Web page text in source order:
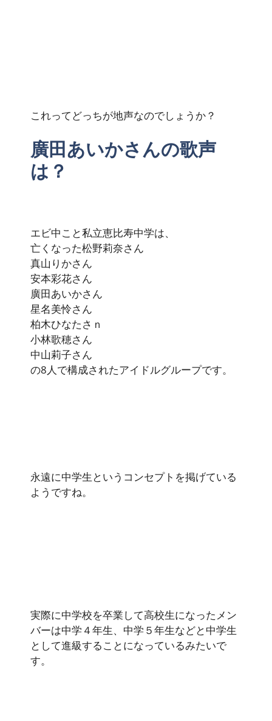
これってどっちが地声なのでしょうか？
廣田あいかさんの歌声
は？
エビ中こと私立恵比寿中学は、
亡くなった松野莉奈さん
真山りかさん
安本彩花さん
廣田あいかさん
星名美怜さん
柏木ひなたさｎ
小林歌穂さん
中山莉子さん
の8人で構成されたアイドルグループです。
永遠に中学生というコンセプトを掲げている
ようですね。
実際に中学校を卒業して高校生になったメン
バーは中学４年生、中学５年生などと中学生
として進級することになっているみたいで
す。